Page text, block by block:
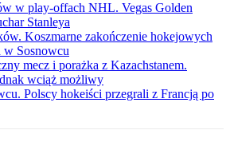
w play-offach NHL. Vegas Golden
Stanleya
Koszmarne zakończenie hokejowych
w Sosnowcu
mecz i porażka z Kazachstanem.
wciąż możliwy
Polscy hokeiści przegrali z Francją po